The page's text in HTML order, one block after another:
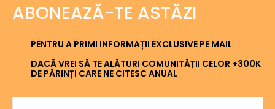
ABONEAZĂ-TE ASTĂZI
PENTRU A PRIMI INFORMAȚII EXCLUSIVE PE MAIL
DACĂ VREI SĂ TE ALĂTURI COMUNITĂȚII CELOR +300K
DE PĂRINȚI CARE NE CITESC ANUAL